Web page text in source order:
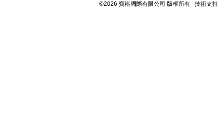
©2026 寶崧國際有限公司 版權所有 技術支